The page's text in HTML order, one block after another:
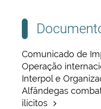
Comunicado de
Operação
Interpol e
Alfândegas
ilícitos